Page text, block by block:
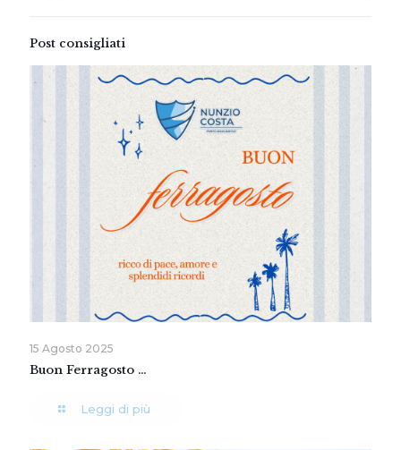
Post consigliati
15 Agosto 2025
Buon Ferragosto …
Leggi di più